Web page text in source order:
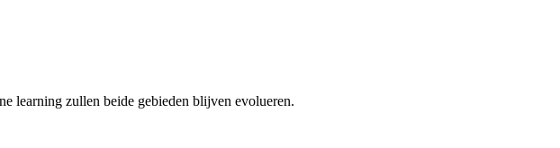
learning zullen beide gebieden blijven evolueren.